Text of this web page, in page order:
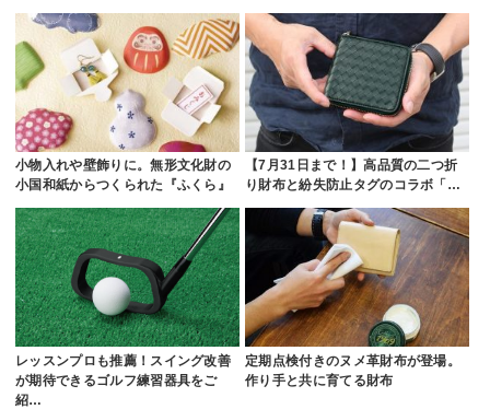
小物入れや壁飾りに。無形文化財の
小国和紙からつくられた『ふくら』
【7月31日まで！】高品質の二つ折
り財布と紛失防止タグのコラボ「…
レッスンプロも推薦！スイング改善
が期待できるゴルフ練習器具をご
紹…
定期点検付きのヌメ革財布が登場。
作り手と共に育てる財布